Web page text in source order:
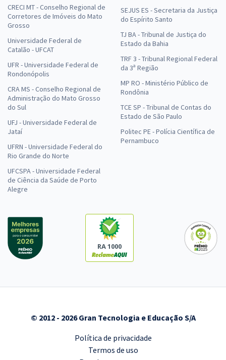
CRECI MT - Conselho Regional de
Corretores de Imóveis do Mato
Grosso
Universidade Federal de
Catalão - UFCAT
UFR - Universidade Federal de
Rondonópolis
CRA MS - Conselho Regional de
Administração do Mato Grosso
do Sul
UFJ - Universidade Federal de
Jataí
UFRN - Universidade Federal do
Rio Grande do Norte
UFCSPA - Universidade Federal
de Ciência da Saúde de Porto
Alegre
SEJUS ES - Secretaria da Justiça
do Espírito Santo
TJ BA - Tribunal de Justiça do
Estado da Bahia
TRF 3 - Tribunal Regional Federal
da 3ª Região
MP RO - Ministério Público de
Rondônia
TCE SP - Tribunal de Contas do
Estado de São Paulo
Politec PE - Polícia Científica de
Pernambuco
RA 1000
© 2012 - 2026 Gran Tecnologia e Educação S/A
Política de privacidade
Termos de uso